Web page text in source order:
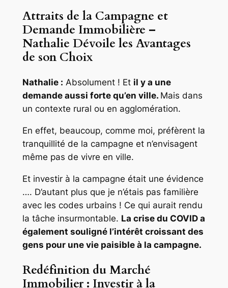
Attraits de la Campagne et
Demande Immobilière –
Nathalie Dévoile les Avantages
de son Choix
Nathalie : Absolument ! Et il y a une
demande aussi forte qu’en ville. Mais dans
un contexte rural ou en agglomération.
En effet, beaucoup, comme moi, préfèrent la
tranquillité de la campagne et n’envisagent
même pas de vivre en ville.
Et investir à la campagne était une évidence
…. D’autant plus que je n’étais pas familière
avec les codes urbains ! Ce qui aurait rendu
la tâche insurmontable. La crise du COVID a
également souligné l’intérêt croissant des
gens pour une vie paisible à la campagne.
Redéfinition du Marché
Immobilier : Investir à la